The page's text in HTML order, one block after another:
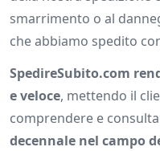
smarrimento o al
che abbiamo spedito
SpedireSubito.com
e veloce, mettendo il
comprendere e
decennale nel campo